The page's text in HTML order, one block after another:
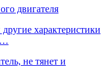
двигателя
характеристики
не тянет и